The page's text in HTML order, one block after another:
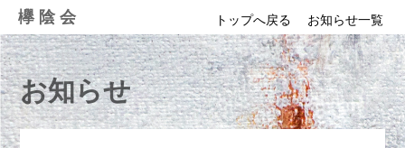
to
content
欅陰会 トップへ戻る お知らせ一覧
お知らせ